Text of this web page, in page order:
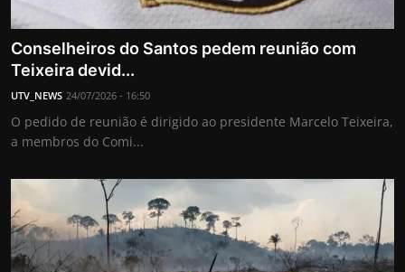
Conselheiros do Santos pedem reunião com
Teixeira devid...
UTV_NEWS 24/07/2026 - 16:50
O pedido de reunião é dirigido ao presidente Marcelo Teixeira,
a membros do Comi...